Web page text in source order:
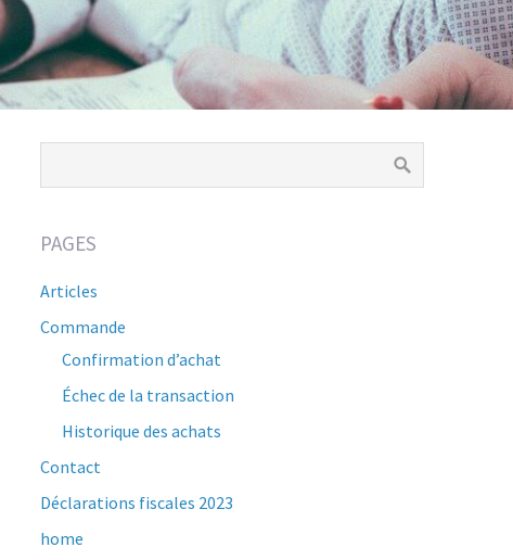
PAGES
Articles
Commande
Confirmation d’achat
Échec de la transaction
Historique des achats
Contact
Déclarations fiscales 2023
home